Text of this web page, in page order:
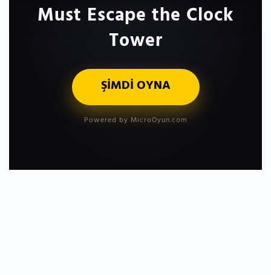
Must Escape the Clock
Tower
ŞİMDİ OYNA
Powered by MicroOyun.com